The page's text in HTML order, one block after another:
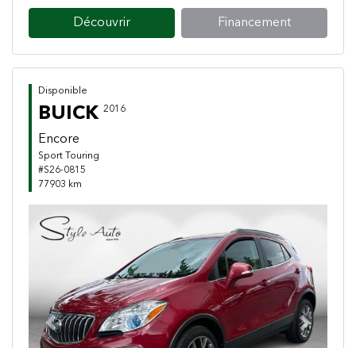
Découvrir Financement
Disponible
BUICK 2016
Encore
Sport Touring
#S26-0815
77903 km
Previous Next